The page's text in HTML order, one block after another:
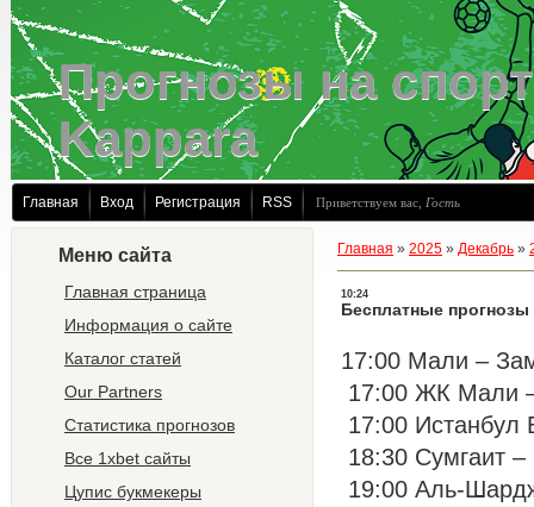
Прогнозы на
Kappara
Главная Вход Регистрация RSS Приветствуем вас Гость
Меню сайта
Главная страница
Информация о сайте
Каталог статей
Our Partners
Статистика прогнозов
Все 1xbet сайты
Цупис букмекеры
Главная » 2025 » Декабрь »
10:24
Бесплатные
17:00 Мали –
17:00 ЖК Мали
17:00 Истанбул
18:30 Сумгаит
19:00 Аль-